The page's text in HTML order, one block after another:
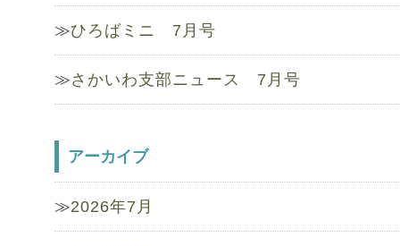
ひろばミニ 7月号
さかいわ支部ニュース 7月号
アーカイブ
2026年7月